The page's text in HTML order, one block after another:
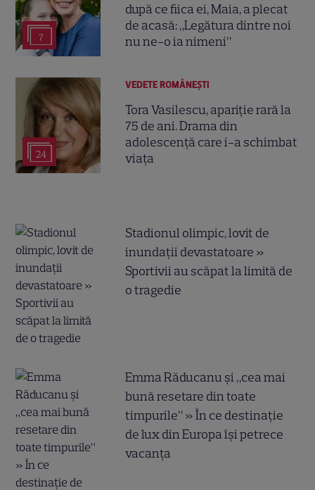
7
după ce fiica ei, Maia, a plecat
de acasă: „Legătura dintre noi
nu ne-o ia nimeni”
24
VEDETE ROMÂNEŞTI
Tora Vasilescu, apariție rară la
75 de ani. Drama din
adolescență care i-a schimbat
viața
Stadionul olimpic, lovit de
inundații devastatoare »
Sportivii au scăpat la limită de
o tragedie
Emma Răducanu și „cea mai
bună resetare din toate
timpurile” » În ce destinație
de lux din Europa își petrece
vacanța